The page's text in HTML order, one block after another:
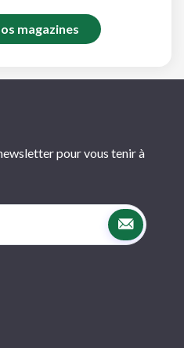
magazines
pour vous tenir à